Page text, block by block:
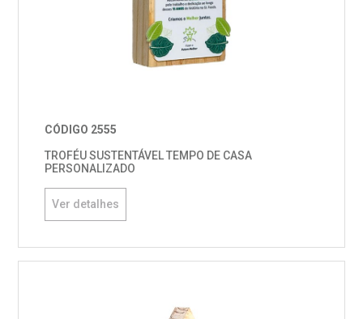
CÓDIGO 2555
TROFÉU SUSTENTÁVEL TEMPO DE CASA
PERSONALIZADO
Ver detalhes